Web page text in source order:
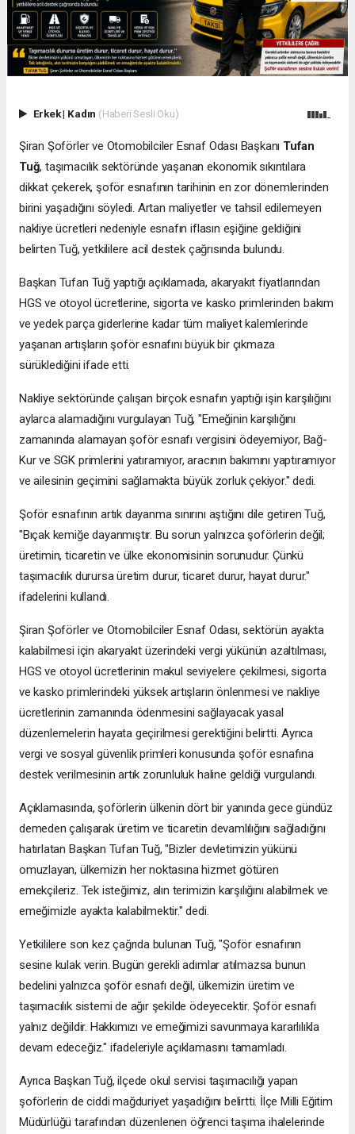
Erkek| Kadın (Haberi Sesli Oku)
Şiran Şoförler ve Otomobilciler Esnaf Odası Başkanı Tufan
Tuğ, taşımacılık sektöründe yaşanan ekonomik sıkıntılara
dikkat çekerek, şoför esnafının tarihinin en zor dönemlerinden
birini yaşadığını söyledi. Artan maliyetler ve tahsil edilemeyen
nakliye ücretleri nedeniyle esnafın iflasın eşiğine geldiğini
belirten Tuğ, yetkililere acil destek çağrısında bulundu.
Başkan Tufan Tuğ yaptığı açıklamada, akaryakıt fiyatlarından
HGS ve otoyol ücretlerine, sigorta ve kasko primlerinden bakım
ve yedek parça giderlerine kadar tüm maliyet kalemlerinde
yaşanan artışların şoför esnafını büyük bir çıkmaza
sürüklediğini ifade etti.
Nakliye sektöründe çalışan birçok esnafın yaptığı işin karşılığını
aylarca alamadığını vurgulayan Tuğ, "Emeğinin karşılığını
zamanında alamayan şoför esnafı vergisini ödeyemiyor, Bağ-
Kur ve SGK primlerini yatıramıyor, aracının bakımını yaptıramıyor
ve ailesinin geçimini sağlamakta büyük zorluk çekiyor." dedi.
Şoför esnafının artık dayanma sınırını aştığını dile getiren Tuğ,
"Bıçak kemiğe dayanmıştır. Bu sorun yalnızca şoförlerin değil;
üretimin, ticaretin ve ülke ekonomisinin sorunudur. Çünkü
taşımacılık durursa üretim durur, ticaret durur, hayat durur."
ifadelerini kullandı.
Şiran Şoförler ve Otomobilciler Esnaf Odası, sektörün ayakta
kalabilmesi için akaryakıt üzerindeki vergi yükünün azaltılması,
HGS ve otoyol ücretlerinin makul seviyelere çekilmesi, sigorta
ve kasko primlerindeki yüksek artışların önlenmesi ve nakliye
ücretlerinin zamanında ödenmesini sağlayacak yasal
düzenlemelerin hayata geçirilmesi gerektiğini belirtti. Ayrıca
vergi ve sosyal güvenlik primleri konusunda şoför esnafına
destek verilmesinin artık zorunluluk haline geldiği vurgulandı.
Açıklamasında, şoförlerin ülkenin dört bir yanında gece gündüz
demeden çalışarak üretim ve ticaretin devamlılığını sağladığını
hatırlatan Başkan Tufan Tuğ, "Bizler devletimizin yükünü
omuzlayan, ülkemizin her noktasına hizmet götüren
emekçileriz. Tek isteğimiz, alın terimizin karşılığını alabilmek ve
emeğimizle ayakta kalabilmektir." dedi.
Yetkililere son kez çağrıda bulunan Tuğ, "Şoför esnafının
sesine kulak verin. Bugün gerekli adımlar atılmazsa bunun
bedelini yalnızca şoför esnafı değil, ülkemizin üretim ve
taşımacılık sistemi de ağır şekilde ödeyecektir. Şoför esnafı
yalnız değildir. Hakkımızı ve emeğimizi savunmaya kararlılıkla
devam edeceğiz." ifadeleriyle açıklamasını tamamladı.
Ayrıca Başkan Tuğ, ilçede okul servisi taşımacılığı yapan
şoförlerin de ciddi mağduriyet yaşadığını belirtti. İlçe Milli Eğitim
Müdürlüğü tarafından düzenlenen öğrenci taşıma ihalelerinde